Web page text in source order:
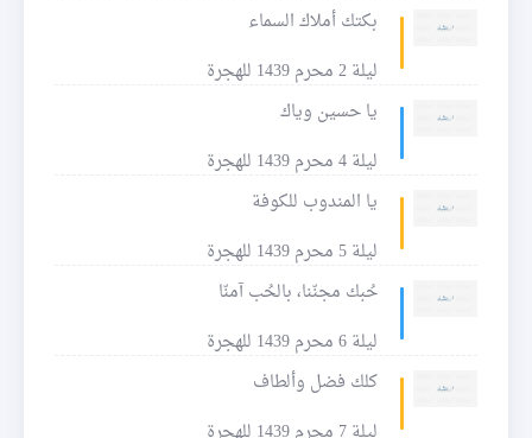
بكتك أملاك السماء
ليلة 2 محرم 1439 للهجرة
يا حسين وياك
ليلة 4 محرم 1439 للهجرة
يا المندوب للكوفة
ليلة 5 محرم 1439 للهجرة
حُبك مجنّنا، بالحُب آمنّا
ليلة 6 محرم 1439 للهجرة
كلك فضل وألطاف